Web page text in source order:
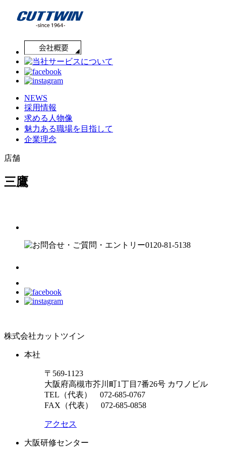
NEWS
採用情報
求める人物像
魅力ある職場を目指して
企業理念
店舗
三鷹
株式会社カットツイン
本社
〒569-1123
大阪府高槻市芥川町1丁目7番26号 カワノビル
TEL（代表） 072-685-0767
FAX（代表） 072-685-0858
アクセス
大阪研修センター